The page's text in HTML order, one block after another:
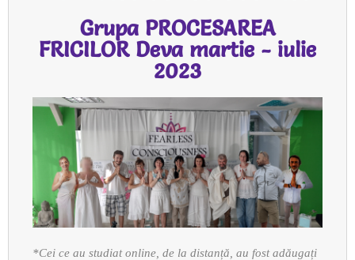
Grupa PROCESAREA
FRICILOR Deva martie - iulie
2023
*Cei ce au studiat online, de la distanță, au fost adăugați